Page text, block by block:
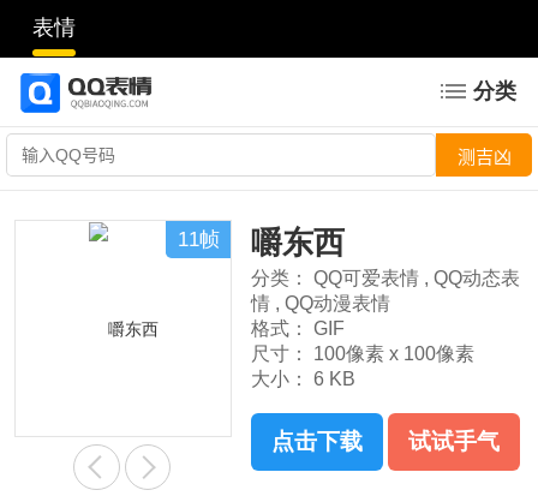
表情
分类
11帧 嚼东西
分类： QQ可爱表情 , QQ动态表
情 , QQ动漫表情
格式：
GIF
尺寸：
100像素 x 100像素
大小：
6 KB
点击下载 试试手气